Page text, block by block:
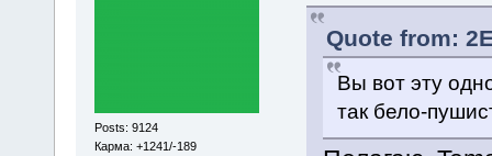
Posts: 9124
Карма: +1241/-189
Quote from:
Вы вот эту
так бело-